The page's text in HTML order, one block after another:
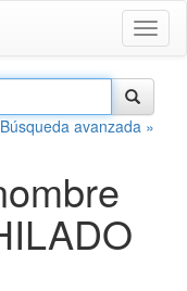
Búsqueda avanzada »